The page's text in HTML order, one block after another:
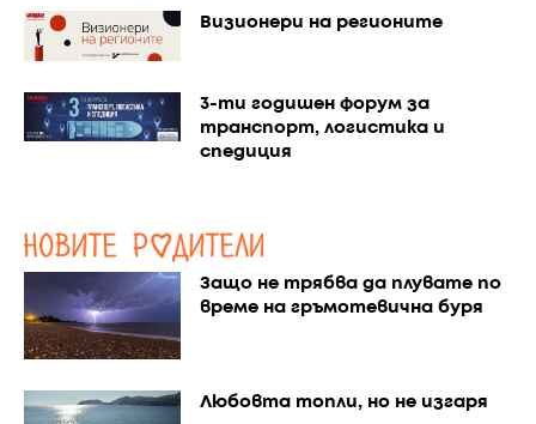
Визионери на регионите
3-ти годишен форум за
транспорт, логистика и
спедиция
Защо не трябва да плувате по
време на гръмотевична буря
Любовта топли, но не изгаря